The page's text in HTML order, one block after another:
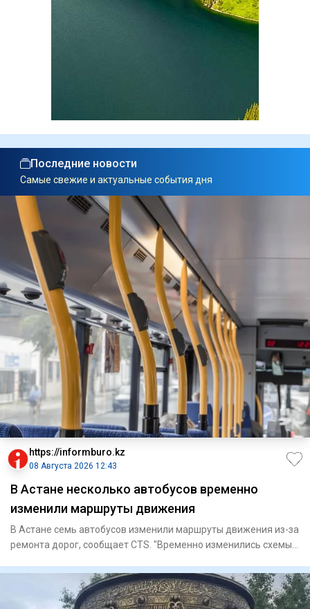
Последние новости
Самые свежие и актуальные события дня
https://informburo.kz
08 Августа 2026 12:43
В Астане несколько автобусов временно
изменили маршруты движения
В Астане семь автобусов изменили маршруты движения из-за
ремонта дорог, сообщает CTS. "Временно изменились схемы